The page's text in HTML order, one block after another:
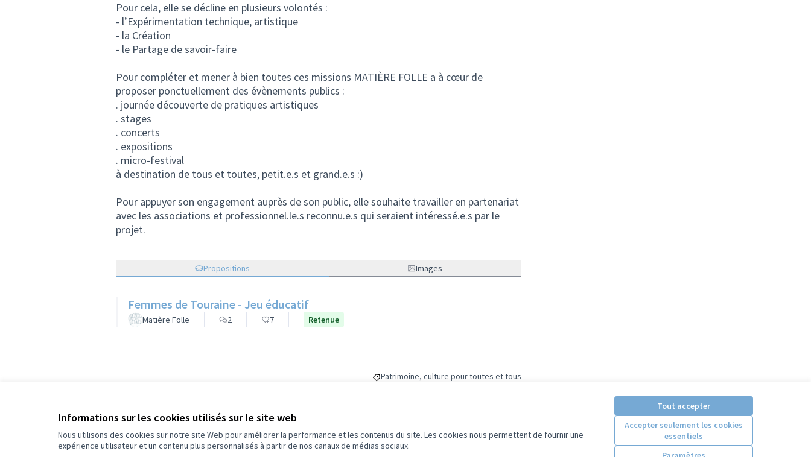
Informations sur les cookies utilisés sur le site web
Nous utilisons des cookies sur notre site Web pour améliorer la performance et les contenus du site. Les cookies nous permettent de fournir une
expérience utilisateur et un contenu plus personnalisés à partir de nos canaux de médias sociaux.
Tout accepter
Accepter seulement les cookies
essentiels
Pour cela, elle se décline en plusieurs volontés :
- l’Expérimentation technique, artistique
- la Création
- le Partage de savoir-faire
Pour compléter et mener à bien toutes ces missions MATIÈRE FOLLE a à cœur de
proposer ponctuellement des évènements publics :
. journée découverte de pratiques artistiques
. stages
. concerts
. expositions
. micro-festival
à destination de tous et toutes, petit.e.s et grand.e.s :)
Pour appuyer son engagement auprès de son public, elle souhaite travailler en partenariat
avec les associations et professionnel.le.s reconnu.e.s qui seraient intéressé.e.s par le
projet.
Propositions Images
Femmes de Touraine - Jeu éducatif
Matière Folle 2 7 Retenue
Filtrer les résultats de la catégorie : Patrimoine, culture pour toutes et tous
Patrimoine, culture pour toutes et tous
Référence : -PROJ-2022-07-29